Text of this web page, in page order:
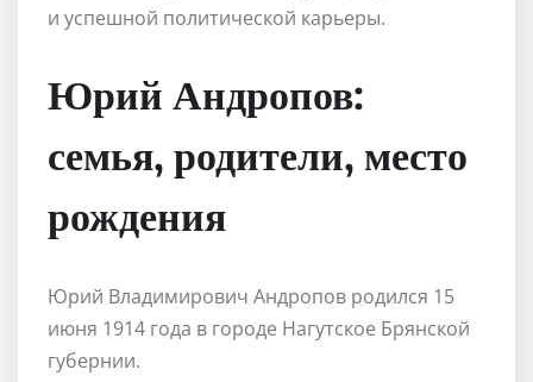
и успешной политической карьеры.
Юрий Андропов:
семья, родители, место
рождения
Юрий Владимирович Андропов родился 15
июня 1914 года в городе Нагутское Брянской
губернии.